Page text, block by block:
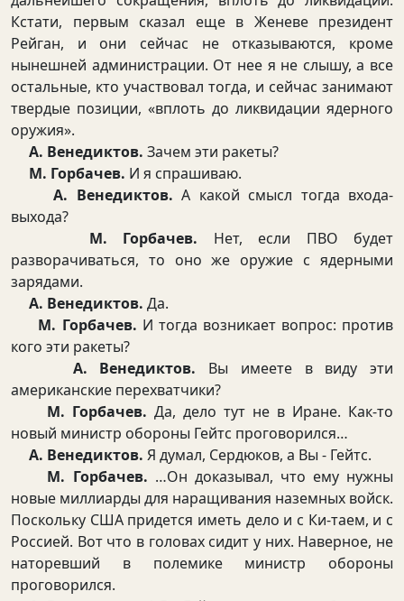
Кстати, первым сказал еще в Женеве президент
Рейган, и они сейчас не отказываются, кроме
нынешней администрации. От нее я не слышу, а все
остальные, кто участвовал тогда, и сейчас занимают
твердые позиции, «вплоть до ликвидации ядерного
оружия».
А. Венедиктов. Зачем эти ракеты?
М. Горбачев. И я спрашиваю.
А. Венедиктов. А какой смысл тогда входа-
выхода?
М. Горбачев. Нет, если ПВО будет
разворачиваться, то оно же оружие с ядерными
зарядами.
А. Венедиктов. Да.
М. Горбачев. И тогда возникает вопрос: против
кого эти ракеты?
А. Венедиктов. Вы имеете в виду эти
американские перехватчики?
М. Горбачев. Да, дело тут не в Иране. Как-то
новый министр обороны Гейтс проговорился…
А. Венедиктов. Я думал, Сердюков, а Вы - Гейтс.
М. Горбачев. …Он доказывал, что ему нужны
новые миллиарды для наращивания наземных войск.
Поскольку США придется иметь дело и с Ки-таем, и с
Россией. Вот что в головах сидит у них. Наверное, не
наторевший в полемике министр обороны
проговорился.